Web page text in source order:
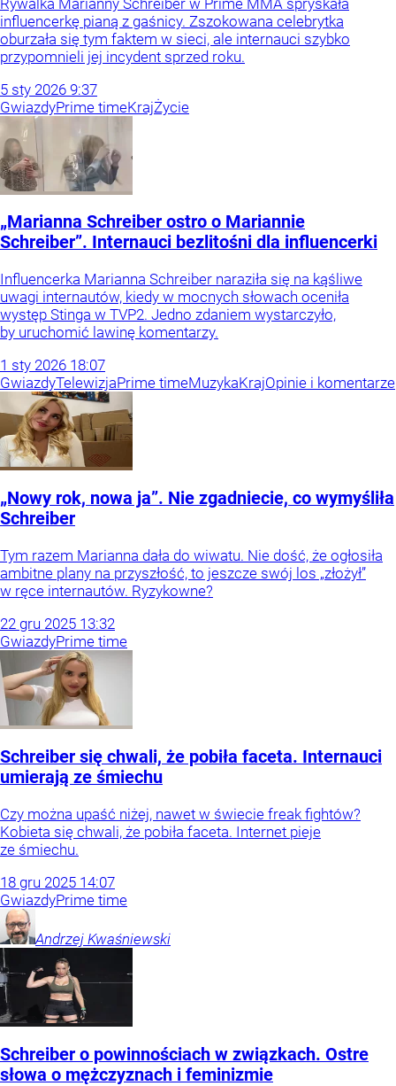
influencerkę pianą z gaśnicy. Zszokowana celebrytka
oburzała się tym faktem w sieci, ale internauci szybko
przypomnieli jej incydent sprzed roku.
5 sty 2026 9:37
GwiazdyPrime timeKrajŻycie
„Marianna Schreiber ostro o Mariannie
Schreiber”. Internauci bezlitośni dla influencerki
Influencerka Marianna Schreiber naraziła się na kąśliwe
uwagi internautów, kiedy w mocnych słowach oceniła
występ Stinga w TVP2. Jedno zdaniem wystarczyło,
by uruchomić lawinę komentarzy.
1 sty 2026 18:07
GwiazdyTelewizjaPrime timeMuzykaKrajOpinie i komentarze
„Nowy rok, nowa ja”. Nie zgadniecie, co wymyśliła
Schreiber
Tym razem Marianna dała do wiwatu. Nie dość, że ogłosiła
ambitne plany na przyszłość, to jeszcze swój los „złożył”
w ręce internautów. Ryzykowne?
22 gru 2025 13:32
GwiazdyPrime time
Schreiber się chwali, że pobiła faceta. Internauci
umierają ze śmiechu
Czy można upaść niżej, nawet w świecie freak fightów?
Kobieta się chwali, że pobiła faceta. Internet pieje
ze śmiechu.
18 gru 2025 14:07
GwiazdyPrime time
Andrzej Kwaśniewski
Schreiber o powinnościach w związkach. Ostre
słowa o mężczyznach i feminizmie